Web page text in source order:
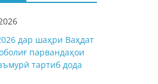
дар шаҳри Ваҳдат
парвандаҳои
тартиб дода